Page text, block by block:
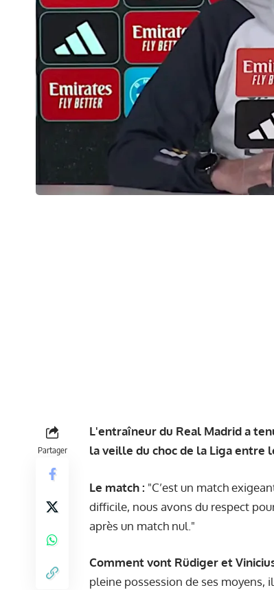
Partager
L'entraîneur du Real Madrid a
la veille du choc de la Liga entre
Le match : "C’est un match
difficile, nous avons du respect
après un match nul."
Comment vont Rüdiger et
pleine possession de ses moyens,